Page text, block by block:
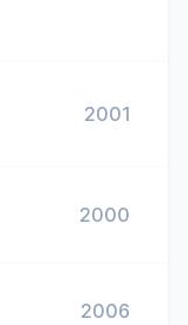
2001
2000
2006